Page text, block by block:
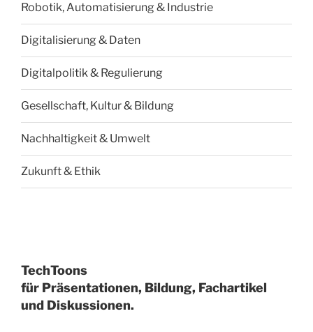
Robotik, Automatisierung & Industrie
Digitalisierung & Daten
Digitalpolitik & Regulierung
Gesellschaft, Kultur & Bildung
Nachhaltigkeit & Umwelt
Zukunft & Ethik
TechToons
für Präsentationen, Bildung, Fachartikel
und Diskussionen.